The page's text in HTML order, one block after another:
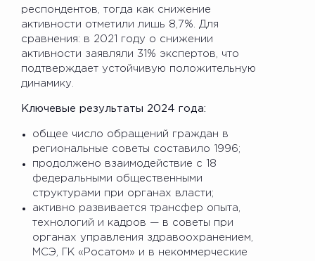
респондентов, тогда как снижение
активности отметили лишь 8,7%. Для
сравнения: в 2021 году о снижении
активности заявляли 31% экспертов, что
подтверждает устойчивую положительную
динамику.
Ключевые результаты 2024 года:
общее число обращений граждан в
региональные советы составило 1996;
продолжено взаимодействие с 18
федеральными общественными
структурами при органах власти;
активно развивается трансфер опыта,
технологий и кадров — в советы при
органах управления здравоохранением,
МСЭ, ГК «Росатом» и в некоммерческие